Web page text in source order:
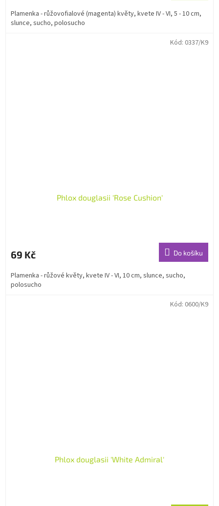
Plamenka - růžovofialové (magenta) květy, kvete IV - VI, 5 - 10 cm,
slunce, sucho, polosucho
Phlox douglasii 'Rose Cushion'
69 Kč Do košíku
Plamenka - růžové květy, kvete IV - VI, 10 cm, slunce, sucho,
polosucho
Kód: 0337/K9
Phlox douglasii 'White Admiral'
Kód: 0600/K9